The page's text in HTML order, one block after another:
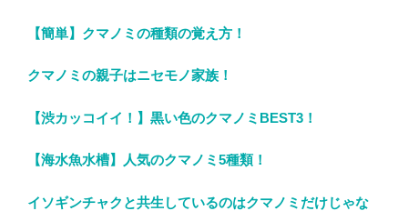
【簡単】クマノミの種類の覚え方！
クマノミの親子はニセモノ家族！
【渋カッコイイ！】黒い色のクマノミBEST3！
【海水魚水槽】人気のクマノミ5種類！
イソギンチャクと共生しているのはクマノミだけじゃな